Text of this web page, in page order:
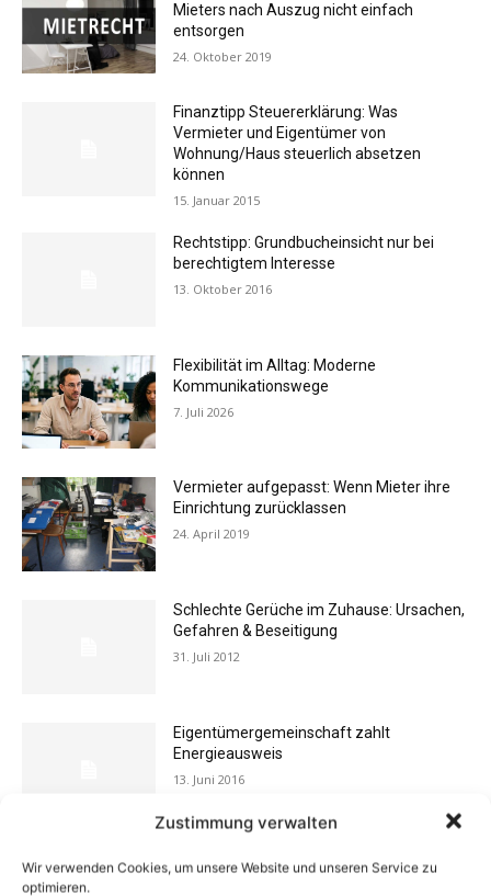
Zustimmung verwalten
Wir verwenden Cookies, um unsere Website und unseren Service zu
optimieren.
Mieters nach Auszug nicht einfach
entsorgen
24. Oktober 2019
Finanztipp Steuererklärung: Was
Vermieter und Eigentümer von
Wohnung/Haus steuerlich absetzen
können
15. Januar 2015
Rechtstipp: Grundbucheinsicht nur bei
berechtigtem Interesse
13. Oktober 2016
Flexibilität im Alltag: Moderne
Kommunikationswege
7. Juli 2026
Vermieter aufgepasst: Wenn Mieter ihre
Einrichtung zurücklassen
24. April 2019
Schlechte Gerüche im Zuhause: Ursachen,
Gefahren & Beseitigung
31. Juli 2012
Eigentümergemeinschaft zahlt
Energieausweis
13. Juni 2016